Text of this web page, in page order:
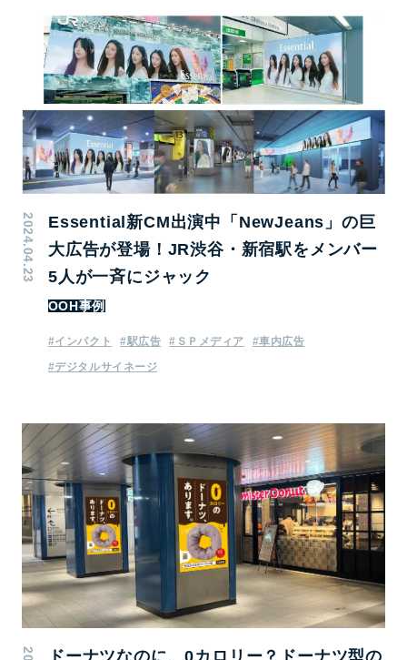
2024.04.23
Essential新CM出演中「NewJeans」の巨
大広告が登場！JR渋谷・新宿駅をメンバー
5人が一斉にジャック
OOH事例
#インパクト #駅広告 #ＳＰメディア
#車内広告
#デジタルサイネージ
ドーナツなのに、0カロリー？ドーナツ型の